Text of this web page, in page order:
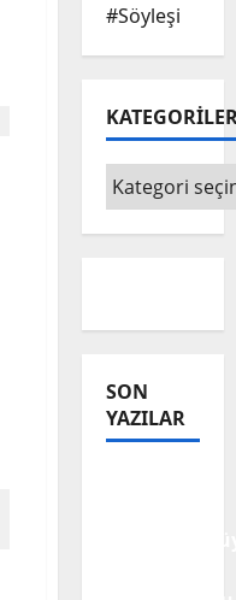
#Söyleşi
KATEGORİLER
SON
YAZILAR